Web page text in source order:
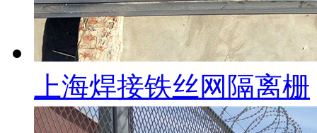
上海焊接铁丝网隔离栅